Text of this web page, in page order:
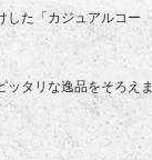
した「カジュアルコー
タリな逸品をそろえま